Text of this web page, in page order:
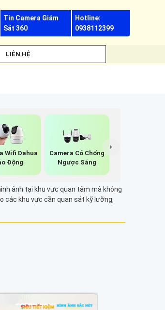
Tin Camera Giám
Sát 360
Hotline:
0938112399
LIÊN HỆ
Wifi Dahua
Động
Camera Có Chống
Ngược Sáng
ảnh tại khu vực quan tâm mà không
các khu vực cần quan sát kỹ lưỡng,